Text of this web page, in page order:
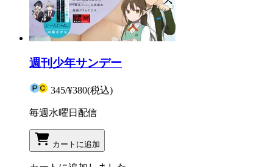
週刊少年サンデー
345/¥380(税込)
毎週水曜日配信
カートに追加